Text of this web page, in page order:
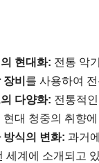
현대화: 전통 악
비 를 사용하여
다양화: 전통적
현대 청중의 취향
방식의 변화: 과거
세계에 소개되고